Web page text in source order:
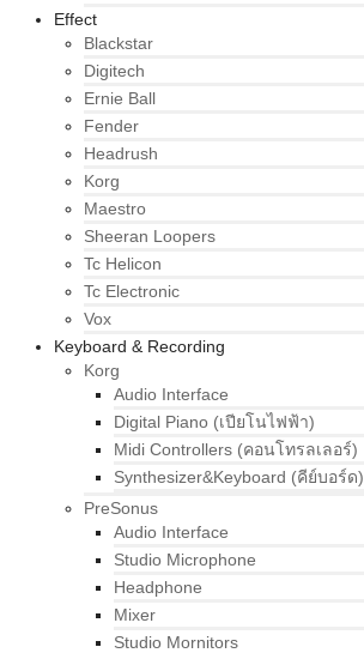
Effect
Blackstar
Digitech
Ernie Ball
Fender
Headrush
Korg
Maestro
Sheeran Loopers
Tc Helicon
Tc Electronic
Vox
Keyboard & Recording
Korg
Audio Interface
Digital Piano (เปียโนไฟฟ้า)
Midi Controllers (คอนโทรลเลอร์)
Synthesizer&Keyboard (คีย์บอร์ด)
PreSonus
Audio Interface
Studio Microphone
Headphone
Mixer
Studio Mornitors